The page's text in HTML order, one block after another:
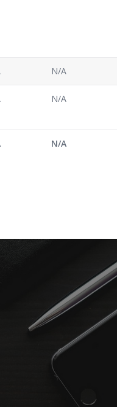
N/A
N/A
N/A